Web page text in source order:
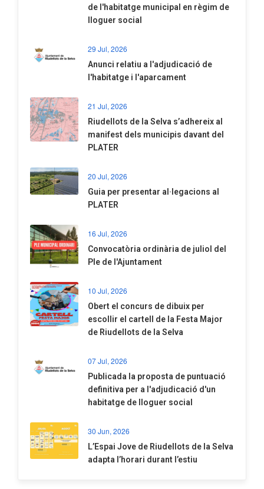
de l'habitatge municipal en règim de
lloguer social
29 Jul, 2026
Anunci relatiu a l'adjudicació de
l'habitatge i l'aparcament
21 Jul, 2026
Riudellots de la Selva s’adhereix al
manifest dels municipis davant del
PLATER
20 Jul, 2026
​Guia per presentar al·legacions al
PLATER
16 Jul, 2026
Convocatòria ordinària de juliol del
Ple de l'Ajuntament
10 Jul, 2026
​Obert el concurs de dibuix per
escollir el cartell de la Festa Major
de Riudellots de la Selva
07 Jul, 2026
​Publicada la proposta de puntuació
definitiva per a l'adjudicació d'un
habitatge de lloguer social
30 Jun, 2026
​L’Espai Jove de Riudellots de la Selva
adapta l’horari durant l’estiu